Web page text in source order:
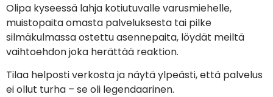
Olipa kyseessä lahja kotiutuvalle varusmiehelle,
muistopaita omasta palveluksesta tai pilke
silmäkulmassa ostettu asennepaita, löydät meiltä
vaihtoehdon joka herättää reaktion.
Tilaa helposti verkosta ja näytä ylpeästi, että palvelus
ei ollut turha – se oli legendaarinen.